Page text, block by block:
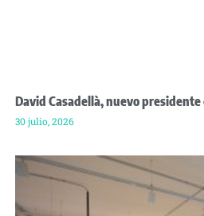
David Casadellà, nuevo presidente
30 julio, 2026